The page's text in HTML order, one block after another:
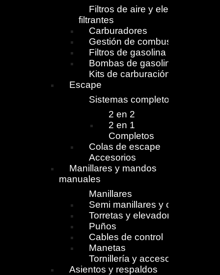
Filtros de aire y elementos
filtrantes
Carburadores
Gestión de combustible
Filtros de gasolina
Bombas de gasolina
Kits de carburación
Escape
Sistemas completos
2 en 2
2 en 1
Completos
Colas de escape
Accesorios
Manillares y mandos
manuales
Manillares
Semi manillares y cierres
Torretas y elevadores
Puños
Cables de control
Manetas
Tornillería y accesorios
Asientos y respaldos